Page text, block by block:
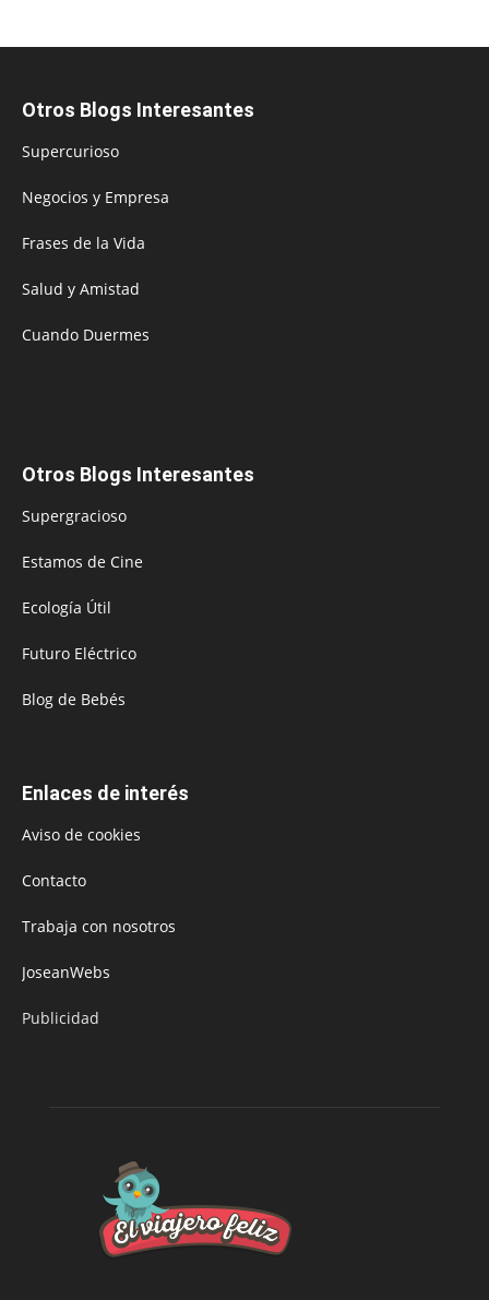
Otros Blogs Interesantes
Supercurioso
Negocios y Empresa
Frases de la Vida
Salud y Amistad
Cuando Duermes
Otros Blogs Interesantes
Supergracioso
Estamos de Cine
Ecología Útil
Futuro Eléctrico
Blog de Bebés
Enlaces de interés
Aviso de cookies
Contacto
Trabaja con nosotros
JoseanWebs
Publicidad